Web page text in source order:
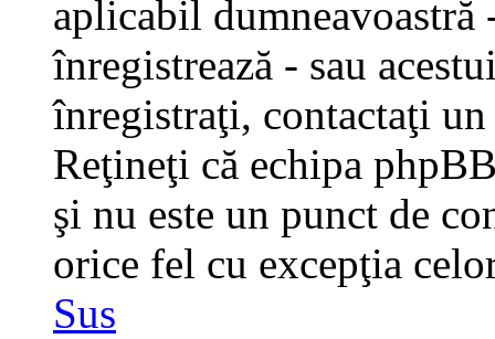
aplicabil dumneavoastră
înregistrează - sau
înregistraţi, contactaţi
Reţineţi că echipa
şi nu este un punct de
orice fel cu excepţia
Sus